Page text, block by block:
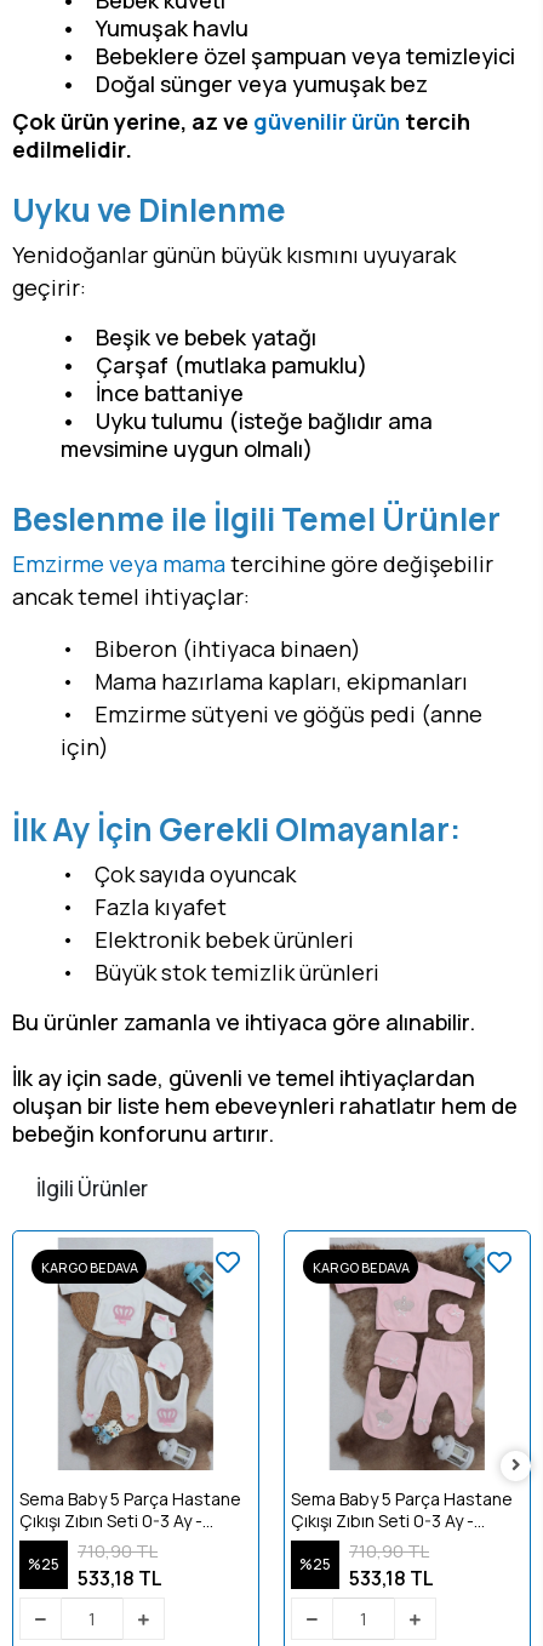
• Yumuşak havlu
• Bebeklere özel şampuan veya temizleyici
• Doğal sünger veya yumuşak bez
Çok ürün yerine, az ve güvenilir ürün tercih
edilmelidir.
Uyku ve Dinlenme
Yenidoğanlar günün büyük kısmını uyuyarak
geçirir:
• Beşik ve bebek yatağı
• Çarşaf (mutlaka pamuklu)
• İnce battaniye
• Uyku tulumu (isteğe bağlıdır ama
mevsimine uygun olmalı)
Beslenme ile İlgili Temel Ürünler
Emzirme veya mamatercihine göre değişebilir
ancak temel ihtiyaçlar:
• Biberon (ihtiyaca binaen)
• Mama hazırlama kapları, ekipmanları
• Emzirme sütyeni ve göğüs pedi (anne
için)
İlk Ay İçin Gerekli Olmayanlar:
• Çok sayıda oyuncak
• Fazla kıyafet
• Elektronik bebek ürünleri
• Büyük stok temizlik ürünleri
Bu ürünler zamanla ve ihtiyaca göre alınabilir.
İlk ay için sade, güvenli ve temel ihtiyaçlardan
oluşan bir liste hem ebeveynleri rahatlatır hem de
bebeğin konforunu artırır.
İlgili Ürünler
KARGO BEDAVA
Sema Baby 5 Parça Hastane
Çıkışı Zıbın Seti 0-3 Ay -
Princess
%25
710,90 TL
533,18 TL
KARGO BEDAVA
Sema Baby 5 Parça Hastane
Çıkışı Zıbın Seti 0-3 Ay -
Queen
%25
710,90 TL
533,18 TL